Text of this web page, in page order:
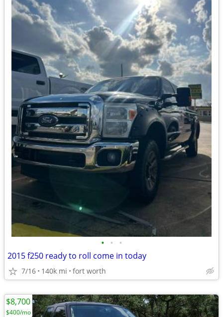
• • •
2015 f250 ready to roll come in today
7/16 140k mi fort worth
$8,700
$400/mo